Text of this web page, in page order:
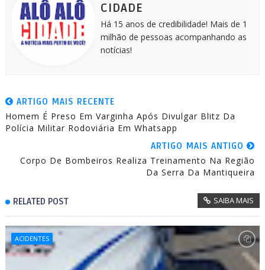
CIDADE
Há 15 anos de credibilidade! Mais de 1
milhão de pessoas acompanhando as
notícias!
ARTIGO MAIS RECENTE
Homem É Preso Em Varginha Após Divulgar Blitz Da
Polícia Militar Rodoviária Em Whatsapp
ARTIGO MAIS ANTIGO
Corpo De Bombeiros Realiza Treinamento Na Região
Da Serra Da Mantiqueira
RELATED POST SAIBA MAIS
ACIDENTES